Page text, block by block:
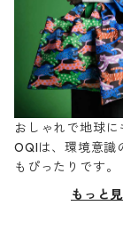
おしゃれで地球に
OQIは、環境意識
もぴったりです。
もっと